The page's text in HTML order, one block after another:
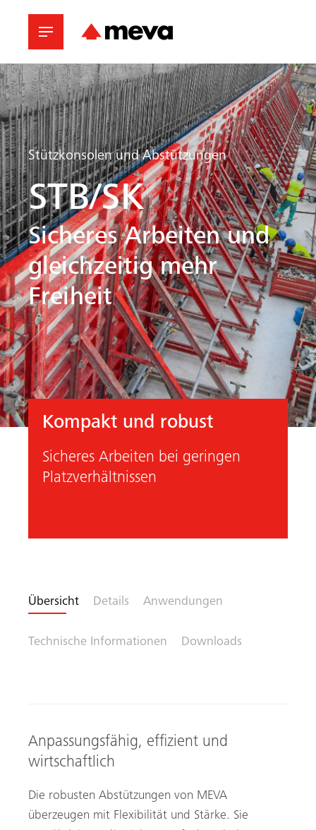
Stützkonsolen und Abstützungen
STB/SK
Sicheres Arbeiten und
gleichzeitig mehr
Freiheit
Kompakt und robust
Sicheres Arbeiten bei geringen
Platzverhältnissen
Übersicht Details Anwendungen
Technische Informationen Downloads
Anpassungsfähig, effizient und
wirtschaftlich
Die robusten Abstützungen von MEVA
überzeugen mit Flexibilität und Stärke. Sie